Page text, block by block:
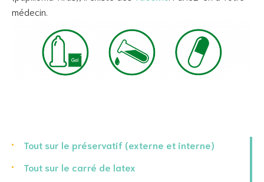
médecin.
Tout sur le préservatif (externe et interne)
Tout sur le carré de latex